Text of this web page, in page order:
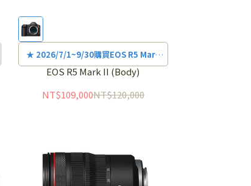
★ 2026/7/1~9/30購買EOS R5 Mark
II單機身憑購買發票+保固卡，E-MAIL
池，詳細活動辦法請上活動網站查詢
EOS R5 Mark II (Body)
NT$109,000NT$120,000